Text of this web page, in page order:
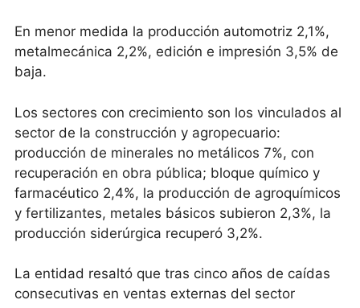
En menor medida la producción automotriz 2,1%,
metalmecánica 2,2%, edición e impresión 3,5% de
baja.
Los sectores con crecimiento son los vinculados al
sector de la construcción y agropecuario:
producción de minerales no metálicos 7%, con
recuperación en obra pública; bloque químico y
farmacéutico 2,4%, la producción de agroquímicos
y fertilizantes, metales básicos subieron 2,3%, la
producción siderúrgica recuperó 3,2%.
La entidad resaltó que tras cinco años de caídas
consecutivas en ventas externas del sector